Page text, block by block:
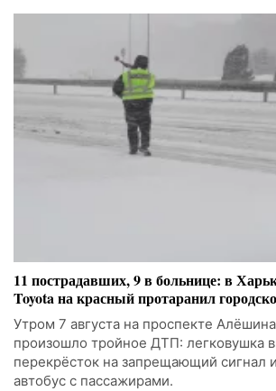
11 пострадавших, 9 в больнице: в
Toyota на красный протаранил
Утром 7 августа на проспекте
произошло тройное ДТП: легковушка
перекрёсток на запрещающий сигнал
автобус с пассажирами.